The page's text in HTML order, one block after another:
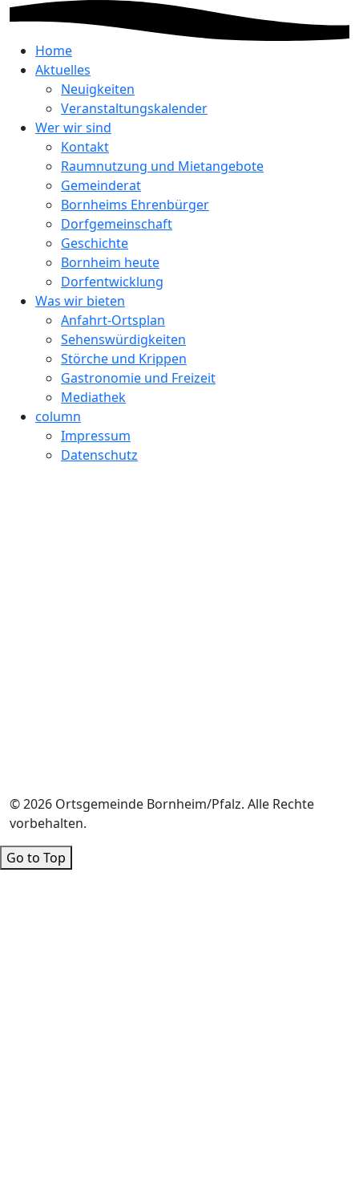
Home
Aktuelles
Neuigkeiten
Veranstaltungskalender
Wer wir sind
Kontakt
Raumnutzung und Mietangebote
Gemeinderat
Bornheims Ehrenbürger
Dorfgemeinschaft
Geschichte
Bornheim heute
Dorfentwicklung
Was wir bieten
Anfahrt-Ortsplan
Sehenswürdigkeiten
Störche und Krippen
Gastronomie und Freizeit
Mediathek
column
Impressum
Datenschutz
© 2026 Ortsgemeinde Bornheim/Pfalz. Alle Rechte
vorbehalten.
Go to Top